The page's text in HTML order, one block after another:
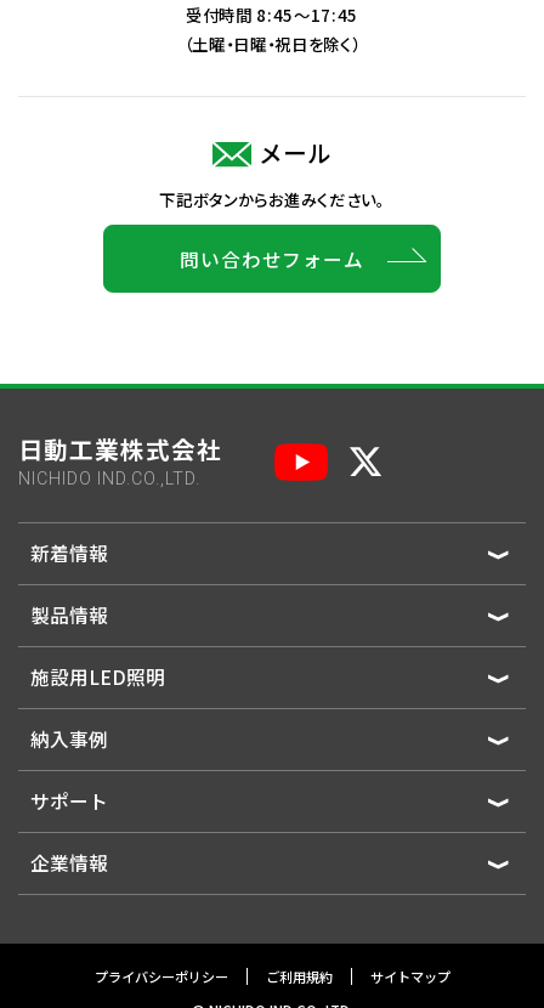
受付時間 8:45～17:45
（土曜・日曜・祝日を除く）
メール
下記ボタンからお進みください。
問い合わせフォーム
日動工業株式会社
NICHIDO IND.CO.,LTD.
新着情報
製品情報
施設用LED照明
納入事例
サポート
企業情報
プライバシーポリシー ご利用規約 サイトマップ